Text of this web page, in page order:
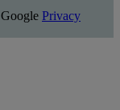
Privacy